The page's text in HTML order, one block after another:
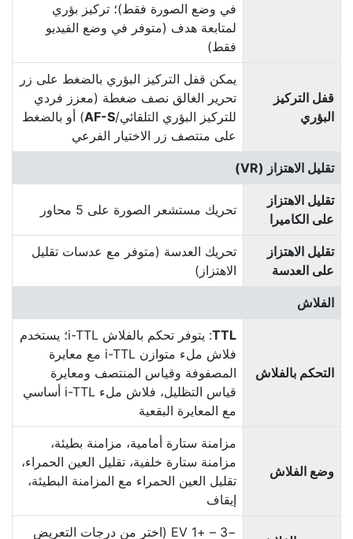
في وضع الصورة فقط)؛ تركيز بؤري
لمتابعة هدف (متوفر في وضع الفيديو
فقط)
قفل التركيز
البؤري
يمكن قفل التركيز البؤري بالضغط على زر
تحرير الغالق نصف ضغطة (معزز فردي
للتركيز البؤري التلقائي/AF-S) أو بالضغط
على منتصف زر الاختيار الفرعي
تقليل الاهتزاز (VR)
تقليل الاهتزاز
على الكاميرا
تحريك مستشعر الصورة على 5 محاور
تقليل الاهتزاز
على العدسة
تحريك العدسة (متوفر مع عدسات تقليل
الاهتزاز)
الفلاش
التحكم بالفلاش
TTL
: يتوفر تحكم بالفلاش i-TTL؛ يستخدم
فلاش ملء متوازن i-TTL مع معايرة
المصفوفة وقياس المنتصف ومعايرة
قياس التظليل، فلاش ملء i-TTL أساسي
مع المعايرة البقعية
وضع الفلاش
مزامنة ستارة أمامية، مزامنة بطيئة،
مزامنة ستارة خلفية، تقليل العين الحمراء،
تقليل العين الحمراء مع المزامنة البطيئة،
إيقاف
−3 – +‏1 EV (اختر من درجات التعريض